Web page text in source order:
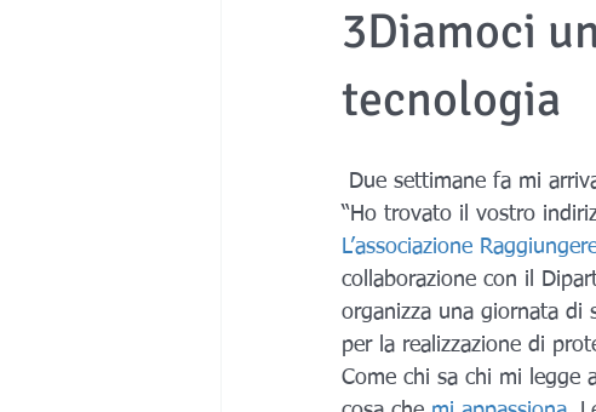
progettazione 3D
3Diamoci
tecnologia
Due settimane fa mi
“Ho trovato il vostro
L’associazione
collaborazione con il
organizza una giornata di
per la realizzazione di
Come chi sa chi mi legge